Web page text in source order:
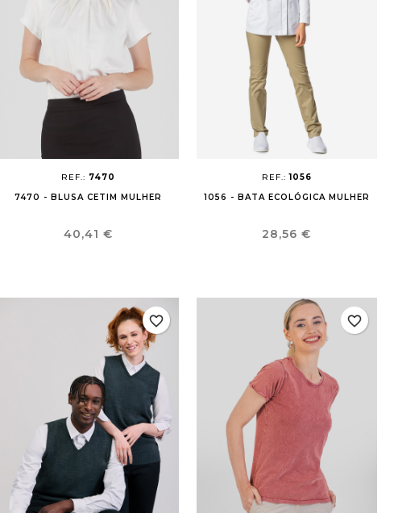
REF.: 7470
7470 - BLUSA CETIM MULHER
Preço
40,41 €
REF.:1056
1056 - BATA ECOLÓGICA MULHER
Preço
28,56 €
favorite_border favorite_border